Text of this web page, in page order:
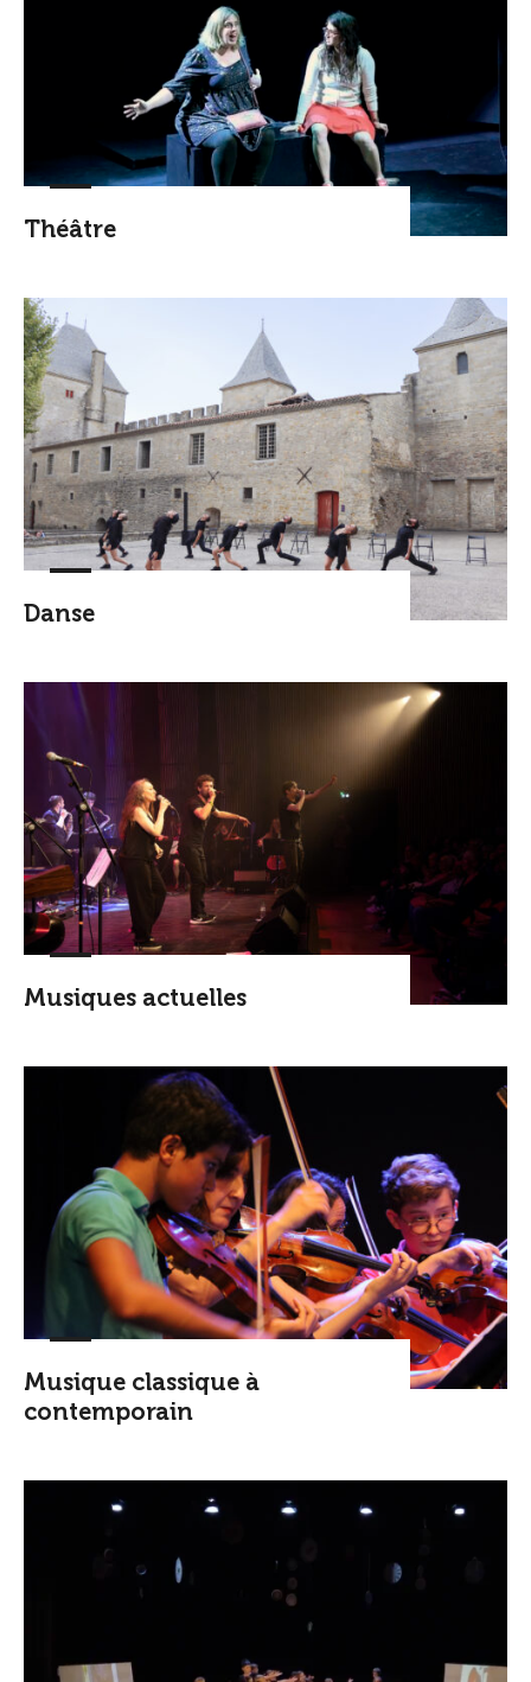
Théâtre
Danse
Musiques actuelles
Musique classique à
contemporain